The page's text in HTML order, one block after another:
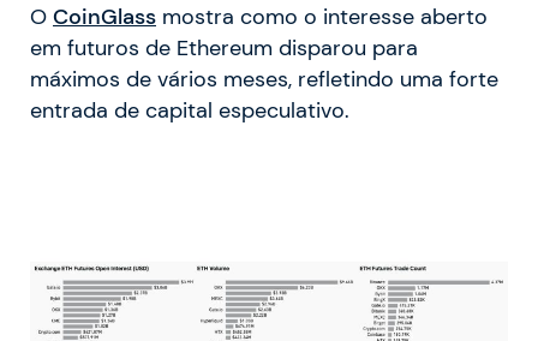
O CoinGlass mostra como o interesse aberto
em futuros de Ethereum disparou para
máximos de vários meses, refletindo uma forte
entrada de capital especulativo.